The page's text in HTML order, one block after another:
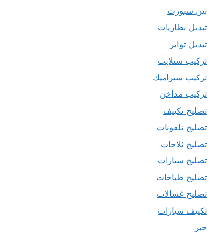
بين سبورت
تبديل بطاريات
تبديل تواير
تركيب ستلايت
تركيب سيراميك
تركيب مداخن
تصليح تكييف
تصليح تلفونات
تصليح ثلاجات
تصليح سيارات
تصليح طباخات
تصليح غسالات
تكييف سيارات
حبر